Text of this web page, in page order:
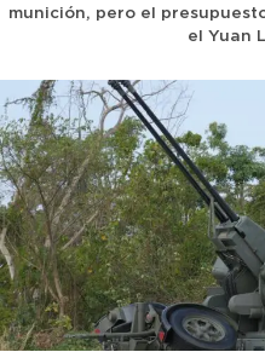
munición, pero el
el Yuan